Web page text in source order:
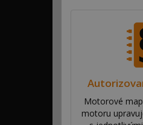
Motorové
motoru